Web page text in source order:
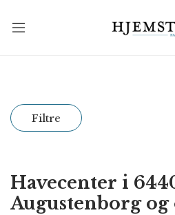
Filtre
Havecenter i
Augustenborg og